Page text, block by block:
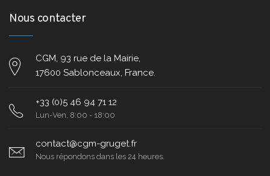
Nous contacter
CGM, 93 rue de la Mairie,
17600 Sablonceaux, France.
+33 (0)5 46 94 71 12
Lun-Ven, 8:00 - 18:00
contact@cgm-gruget.fr
Nous répondons dans les 24 heures.